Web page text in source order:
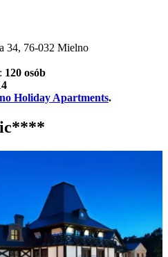
34, 76-032 Mielno
120 osób
Holiday Apartments.